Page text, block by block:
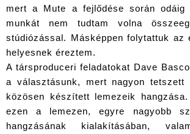
mert a Mute a fejlődése során
munkát nem tudtam volna
stúdiózással. Másképpen folytattuk az
helyesnek éreztem.
A társproduceri feladatokat Dave
a választásunk, mert nagyon
közösen készített lemezeik
ezen a lemezen, egyre nagyobb
hangzásának kialakításában,